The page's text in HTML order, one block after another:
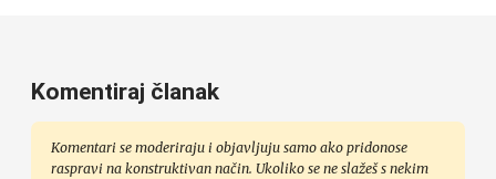
Komentiraj članak
Komentari se moderiraju i objavljuju samo ako pridonose
raspravi na konstruktivan način. Ukoliko se ne slažeš s nekim